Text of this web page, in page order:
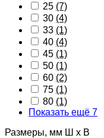
25 (7)
30 (4)
33 (1)
40 (4)
45 (1)
50 (1)
60 (2)
75 (1)
80 (1)
Показать ещё 7
Размеры, мм Ш х В